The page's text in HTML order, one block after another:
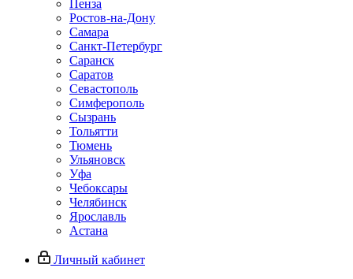
Пенза
Ростов-на-Дону
Самара
Санкт-Петербург
Саранск
Саратов
Севастополь
Симферополь
Сызрань
Тольятти
Тюмень
Ульяновск
Уфа
Чебоксары
Челябинск
Ярославль
Астана
Личный кабинет